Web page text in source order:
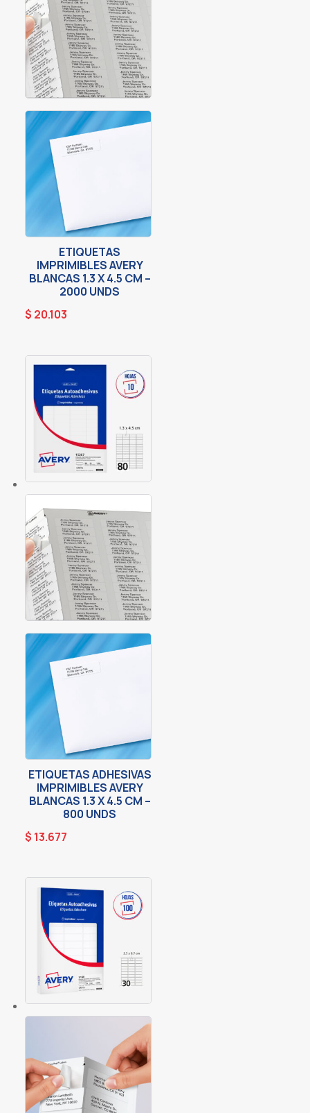
ETIQUETAS
IMPRIMIBLES AVERY
BLANCAS 1.3 X 4.5 CM –
2000 UNDS
$ 20.103
ETIQUETAS ADHESIVAS
IMPRIMIBLES AVERY
BLANCAS 1.3 X 4.5 CM –
800 UNDS
$ 13.677